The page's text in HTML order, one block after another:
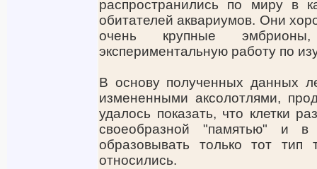
распространились по миру в
обитателей аквариумов. Они
очень крупные
экспериментальную работу по
В основу полученных данных
измененными аксолотлями,
удалось показать, что клетки
своеобразной "памятью" и в
образовывать только тот тип
относились.